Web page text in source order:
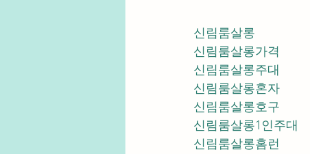
신림룸살롱
신림룸살롱가격
신림룸살롱주대
신림룸살롱혼자
신림룸살롱호구
신림룸살롱1인주대
신림룸살롱홈런